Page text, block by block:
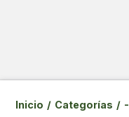
Inicio / Categorías /